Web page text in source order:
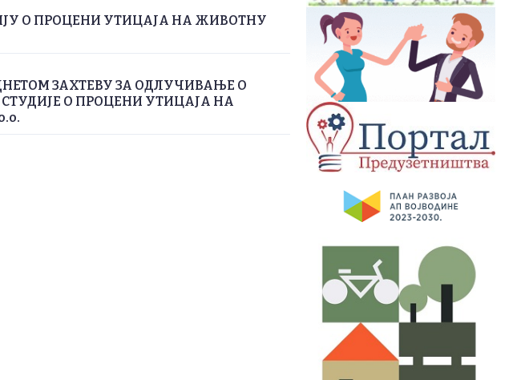
О ПРОЦЕНИ УТИЦАЈА НА ЖИВОТНУ
ЗАХТЕВУ ЗА ОДЛУЧИВАЊЕ О
О ПРОЦЕНИ УТИЦАЈА НА